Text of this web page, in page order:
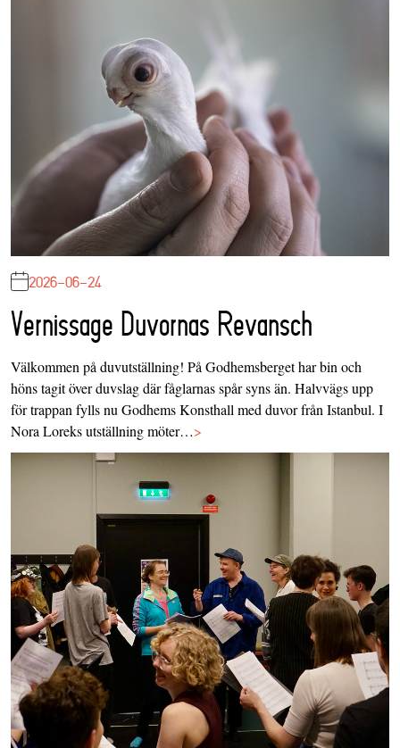
2026-06-24
Vernissage Duvornas Revansch
Välkommen på duvutställning! På Godhemsberget har bin och
höns tagit över duvslag där fåglarnas spår syns än. Halvvägs upp
för trappan fylls nu Godhems Konsthall med duvor från Istanbul. I
Nora Loreks utställning möter…>